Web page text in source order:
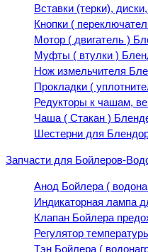
Вставки (терки),
Кнопки (
Мотор ( двигатель )
Муфты ( втулки )
Нож измельчителя
Прокладки (
Редукторы к чашам,
Чаша ( Стакан )
Шестерни для
Запчасти для Бойлеров-
Анод Бойлера (
Индикаторная лампа
Клапан Бойлера
Регулятор
Тэн Бойлера (